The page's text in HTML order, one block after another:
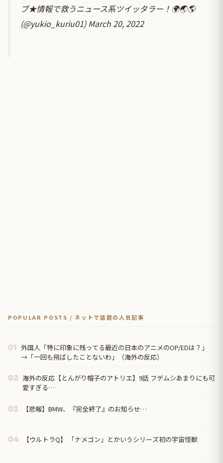
ブ★情報で救うニュース系ツイッタラー！🌍️🌏️🌎️
(@yukio_kuriu01) March 20, 2022
POPULAR POSTS / ネットで話題の人気記事
01 外国人「特に印象に残ってる最近の日本のアニメのOP/EDは？」
→「一回も飛ばしたことないわ」（海外の反応）
02 海外の反応【とんがり帽子のアトリエ】9話 フデムシあまりにも可
愛すぎる…
03 【悲報】BMW、『完全終了』のお知らせ…
04 【ウルトラQ】 「ナメゴン」とかいうシリーズ初の宇宙怪獣